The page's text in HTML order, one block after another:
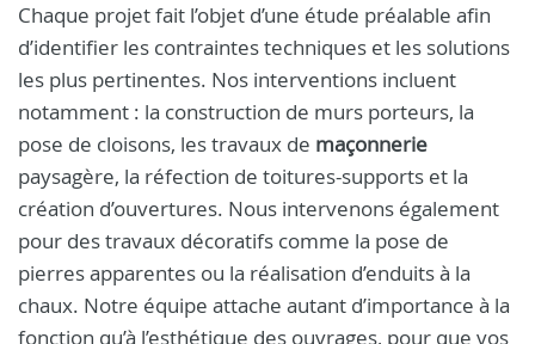
Chaque projet fait l’objet d’une étude préalable afin
d’identifier les contraintes techniques et les solutions
les plus pertinentes. Nos interventions incluent
notamment : la construction de murs porteurs, la
pose de cloisons, les travaux de maçonnerie
paysagère, la réfection de toitures-supports et la
création d’ouvertures. Nous intervenons également
pour des travaux décoratifs comme la pose de
pierres apparentes ou la réalisation d’enduits à la
chaux. Notre équipe attache autant d’importance à la
fonction qu’à l’esthétique des ouvrages, pour que vos